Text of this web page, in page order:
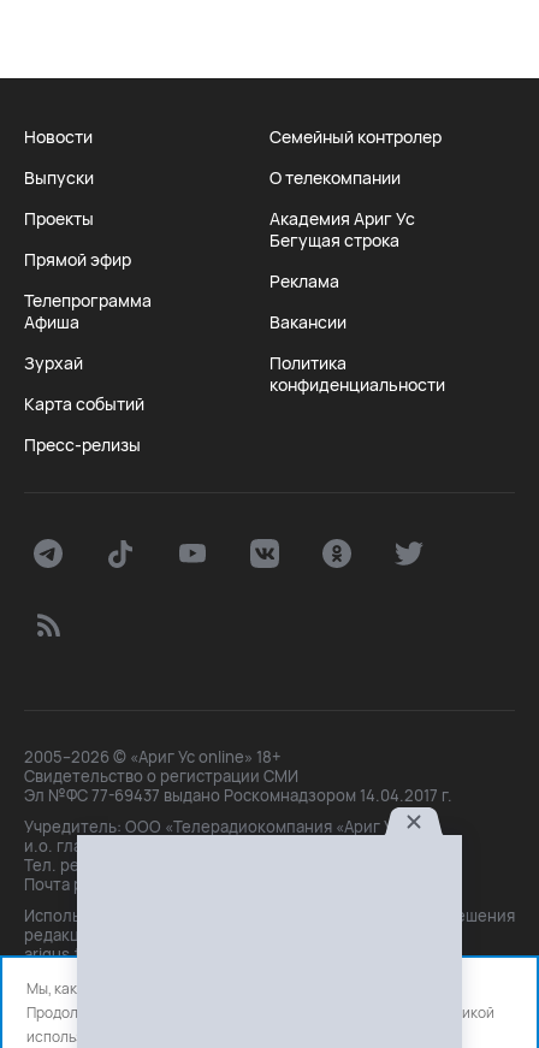
Новости
Выпуски
Проекты
Прямой эфир
Телепрограмма
Афиша
Зурхай
Карта событий
Пресс-релизы
Семейный контролер
О телекомпании
Академия Ариг Ус
Бегущая строка
Реклама
Вакансии
Политика
конфиденциальности
2005–2026 © «Ариг Ус online» 18+
Свидетельство о регистрации СМИ
Эл №ФС 77-69437 выдано Роскомнадзором 14.04.2017 г.
Учредитель: ООО «Телерадиокомпания «Ариг Ус»,
и.о. главного редактора: Маханова О.Б.
Тел. peдakции: +7(3012)21-30-14,
Почта peдakции: editor@arigus.tv
Использование материалов только с письменного разрешения
редакции. При цитировании прямая активная ссылка на
arigus.tv обязательна.
Мы, как и все используем файлы cookie и сервисы аналитики.
Продолжая использовать сайт, вы соглашаетесь с нашей
политикой
использования